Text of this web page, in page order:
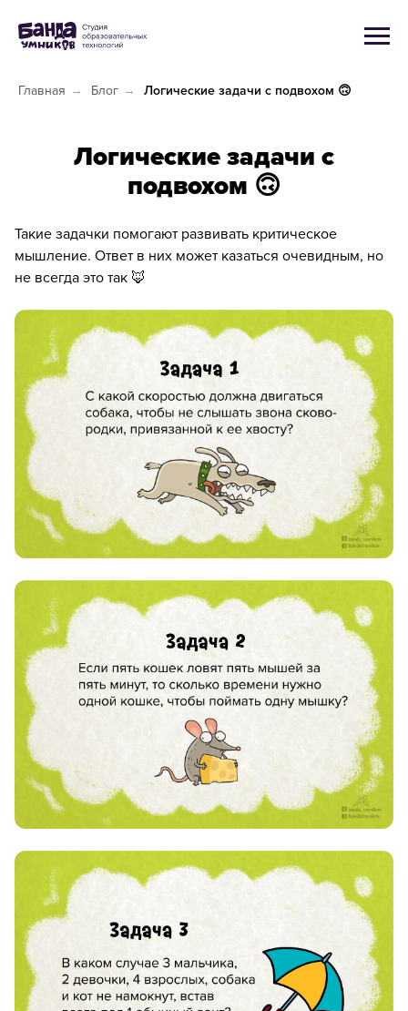
Главная → Блог → Логические задачи с подвохом 🙃
Логические задачи с
подвохом 🙃
Такие задачки помогают развивать критическое
мышление. Ответ в них может казаться очевидным, но
не всегда это так 🦊